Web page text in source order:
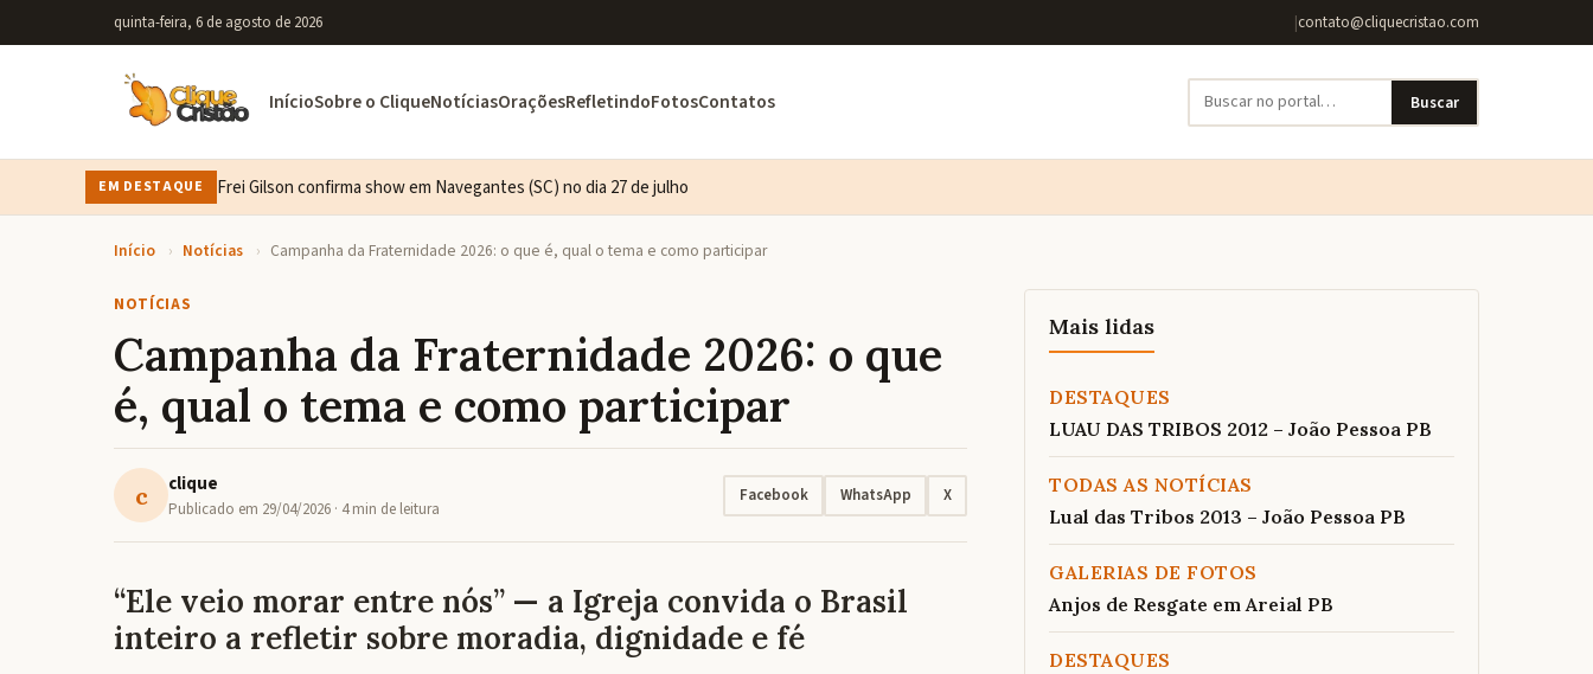
quinta-feira, 6 de agosto de 2026 |contato@cliquecristao.com
InícioSobre o CliqueNotíciasOraçõesRefletindoFotosContatos Buscar
EM DESTAQUE Frei Gilson confirma show em Navegantes (SC) no dia 27 de julho
Início › Notícias › Campanha da Fraternidade 2026: o que é, qual o tema e como participar
NOTÍCIAS
Campanha da Fraternidade 2026: o que
é, qual o tema e como participar
c clique
Publicado em 29/04/2026 · 4 min de leitura
Facebook WhatsApp X
“Ele veio morar entre nós” — a Igreja convida o Brasil
inteiro a refletir sobre moradia, dignidade e fé
Mais lidas
DESTAQUES
LUAU DAS TRIBOS 2012 – João Pessoa PB
TODAS AS NOTÍCIAS
Lual das Tribos 2013 – João Pessoa PB
GALERIAS DE FOTOS
Anjos de Resgate em Areial PB
DESTAQUES